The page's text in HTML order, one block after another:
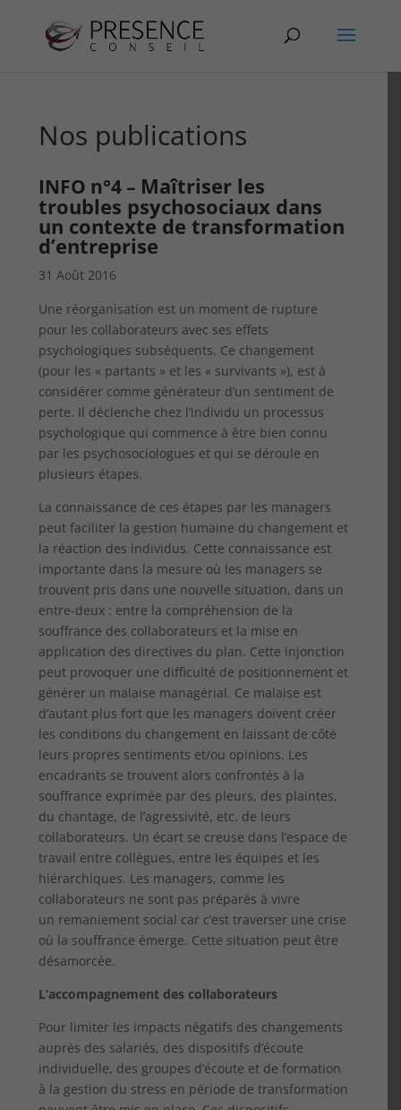
Nos publications
INFO n°4 – Maîtriser les
troubles psychosociaux dans
un contexte de transformation
d’entreprise
31 Août 2016
Une réorganisation est un moment de rupture
pour les collaborateurs avec ses effets
psychologiques subséquents. Ce changement
(pour les « partants » et les « survivants »), est à
considérer comme générateur d’un sentiment de
perte. Il déclenche chez l’individu un processus
psychologique qui commence à être bien connu
par les psychosociologues et qui se déroule en
plusieurs étapes.
La connaissance de ces étapes par les managers
peut faciliter la gestion humaine du changement et
la réaction des individus. Cette connaissance est
importante dans la mesure où les managers se
trouvent pris dans une nouvelle situation, dans un
entre-deux : entre la compréhension de la
souffrance des collaborateurs et la mise en
application des directives du plan. Cette injonction
peut provoquer une difficulté de positionnement et
générer un malaise managérial. Ce malaise est
d’autant plus fort que les managers doivent créer
les conditions du changement en laissant de côté
leurs propres sentiments et/ou opinions. Les
encadrants se trouvent alors confrontés à la
souffrance exprimée par des pleurs, des plaintes,
du chantage, de l’agressivité, etc. de leurs
collaborateurs. Un écart se creuse dans l’espace de
travail entre collègues, entre les équipes et les
hiérarchiques. Les managers, comme les
collaborateurs ne sont pas préparés à vivre
un remaniement social car c’est traverser une crise
où la souffrance émerge. Cette situation peut être
désamorcée.
L’accompagnement des collaborateurs
Pour limiter les impacts négatifs des changements
auprès des salariés, des dispositifs d’écoute
individuelle, des groupes d’écoute et de formation
à la gestion du stress en période de transformation